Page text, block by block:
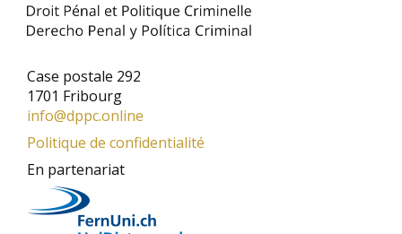
Case postale 292
1701 Fribourg
info@dppc.online
Politique de confidentialité
En partenariat